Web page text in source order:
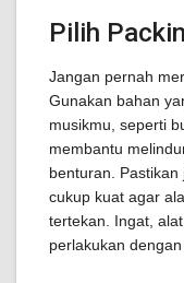
Pilih
Jangan pernah
Gunakan bahan
musikmu, seperti
membantu
benturan.
cukup kuat agar
tertekan. Ingat,
perlakukan